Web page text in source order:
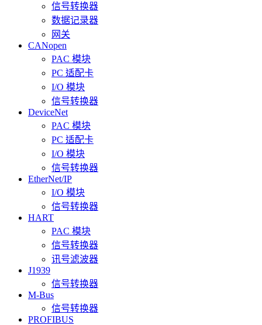
信号转换器
数据记录器
网关
CANopen
PAC 模块
PC 适配卡
I/O 模块
信号转换器
DeviceNet
PAC 模块
PC 适配卡
I/O 模块
信号转换器
EtherNet/IP
I/O 模块
信号转换器
HART
PAC 模块
信号转换器
讯号滤波器
J1939
信号转换器
M-Bus
信号转换器
PROFIBUS